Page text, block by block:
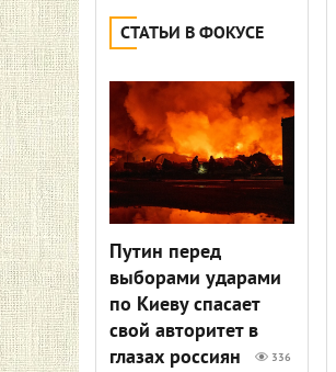
СТАТЬИ В ФОКУСЕ
Путин перед
выборами ударами
по Киеву спасает
свой авторитет в
глазах россиян
336